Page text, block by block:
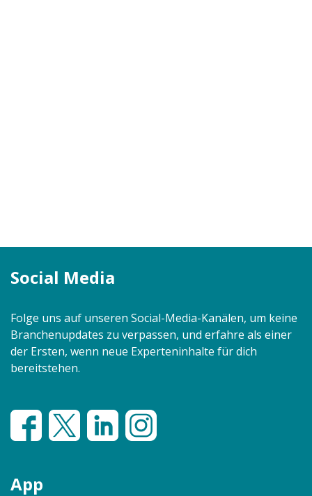
Social Media
Folge uns auf unseren Social-Media-Kanälen, um keine
Branchenupdates zu verpassen, und erfahre als einer
der Ersten, wenn neue Experteninhalte für dich
bereitstehen.
App